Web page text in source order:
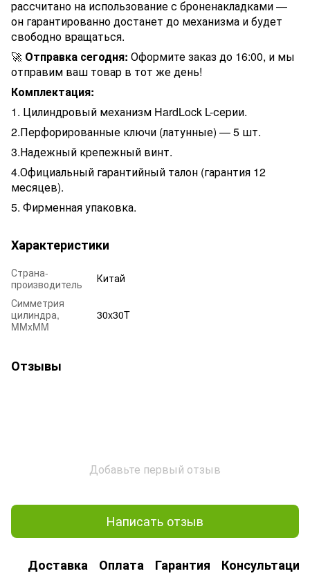
рассчитано на использование с броненакладками —
он гарантированно достанет до механизма и будет
свободно вращаться.
🚀 Отправка сегодня: Оформите заказ до 16:00, и мы
отправим ваш товар в тот же день!
Комплектация:
1. Цилиндровый механизм HardLock L-серии.
2.Перфорированные ключи (латунные) — 5 шт.
3.Надежный крепежный винт.
4.Официальный гарантийный талон (гарантия 12
месяцев).
5. Фирменная упаковка.
Характеристики
Страна-
производитель
Китай
Симметрия
цилиндра,
MMxMM
30x30T
Отзывы
Добавьте первый отзыв
Написать отзыв
Доставка Оплата Гарантия Консультация